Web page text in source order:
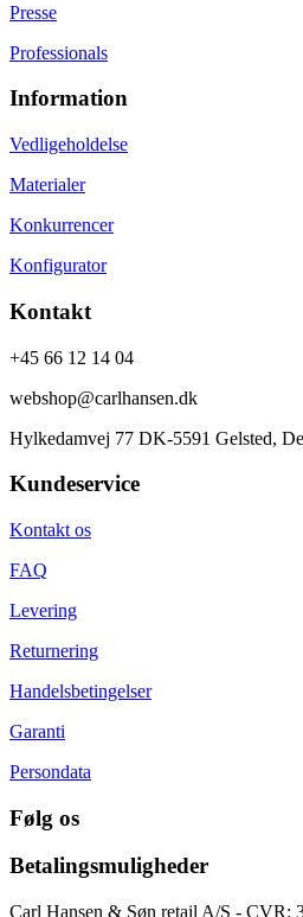
Presse
Professionals
Information
Vedligeholdelse
Materialer
Konkurrencer
Konfigurator
Kontakt
+45 66 12 14 04
webshop@carlhansen.dk
Hylkedamvej 77 DK-5591 Gelsted,
Kundeservice
Kontakt os
FAQ
Levering
Returnering
Handelsbetingelser
Garanti
Persondata
Følg os
Betalingsmuligheder
Carl Hansen & Søn retail A/S - CVR: